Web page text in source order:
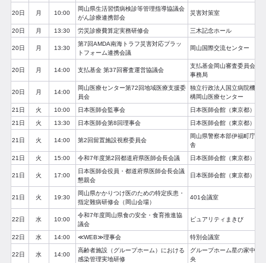
20日 月 10:00
岡山県生活習慣病検診等管理指導協議会
がん診療連携部会
災害対策室
20日 月 13:30 労災診療費算定実務研修会 三木記念ホール
20日 月 13:30
第7回AMDA南海トラフ災害対応プラッ
トフォーム連携会議
岡山国際交流センター
20日 月 14:00 支払基金 第37回審査運営協議会
支払基金岡山審査委員会
事務局
20日 月 14:00
岡山医療センター第72回地域医療支援委
員会
独立行政法人国立病院機
構岡山医療センター
21日
火 10:00 日本医師会監事会
日本医師会館（東京都）
21日
火 13:30 日本医師会第8回理事会 日本医師会館（東京都）
21日 火 14:00 第2回留置施設視察委員会
岡山県警察本部伊福町庁
舎
21日
火 15:00 令和7年度第2回都道府県医師会長会議 日本医師会館（東京都）
21日 火 17:00
日本医師会役員・都道府県医師会長会議
懇親会
日本医師会館（東京都）
21日 火 19:30
岡山県かかりつけ医のための特定疾患・
指定難病研修会（岡山会場）
401会議室
22日 水 10:00
令和7年度岡山県食の安全・食育推進協
議会
ピュアリティまきび
22日 水 14:00 ≪WEB≫理事会 特別会議室
22日 水 14:00
高齢者施設（グループホーム）における
感染管理実地研修
グループホーム星の家中
央